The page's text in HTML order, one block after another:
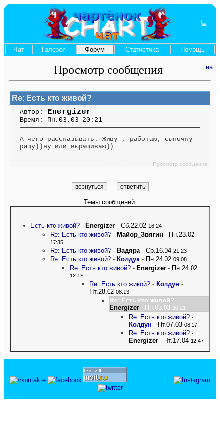
💻
Чат Галерея Форум Статистика Помощь
Просмотр сообщения
Re: Есть кто живой?
Автор: Energizer
Время: Пн.03.03 20:21
А чего рассказывать. Живу , работаю, сыночку
ращу))ну или выращиваю))
Просмотр сообщения
Темы сообщений:
Есть кто живой? - Energizer - Сб.22.02 16:24
Re: Есть кто живой? - Майор_Звягин - Пн.23.02
17:35
Re: Есть кто живой? - Вадяра - Ср.16.04 21:23
Re: Есть кто живой? - Колдун - Пн.24.02 09:08
Re: Есть кто живой? - Energizer - Пн.24.02
12:19
Re: Есть кто живой? - Колдун -
Пт.28.02 08:13
Re: Есть кто живой? -
Energizer - Пн.03.03 20:21
Re: Есть кто живой? -
Колдун - Пт.07.03 08:17
Re: Есть кто живой? -
Energizer - Чт.17.04 12:47